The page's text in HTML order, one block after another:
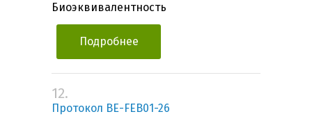
Биоэквивалентность
Подробнее
12.
Протокол BE-FEB01-26